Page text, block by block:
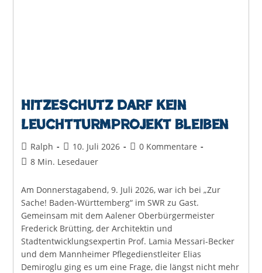
Hitzeschutz darf kein
Leuchtturmprojekt bleiben
Beitrags-
Autor:
Ralph
Beitrag
veröffentlicht:
10. Juli 2026
Beitrags-
0 Kommentare
Lesedauer:
8 Min. Lesedauer
Am Donnerstagabend, 9. Juli 2026, war ich bei „Zur
Sache! Baden-Württemberg“ im SWR zu Gast.
Gemeinsam mit dem Aalener Oberbürgermeister
Frederick Brütting, der Architektin und
Stadtentwicklungsexpertin Prof. Lamia Messari-Becker
und dem Mannheimer Pflegedienstleiter Elias
Demiroglu ging es um eine Frage, die längst nicht mehr